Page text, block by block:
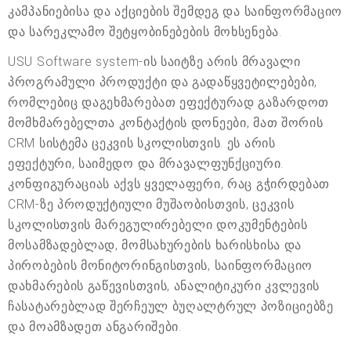
კამპანიებისა და აქციების შემდეგ და საინფორმაციო
და სარეკლამო შეტყობინებების მოხსენება.
USU Software system-ის საიტზე არის მრავალი
პროგრამული პროდუქტი და გადაწყვეტილებები,
რომლებიც დაგეხმარებათ ეფექტურად გაზარდოთ
მომხმარებელთა კონტაქტის დონეები, მათ შორის
CRM სისტემა ცეკვის სკოლისთვის. ეს არის
ეფექტური, საიმედო და მრავალფუნქციური.
კონფიგურაციას აქვს ყველაფერი, რაც გჭირდებათ
CRM-ზე პროდუქტიული მუშაობისთვის, ცეკვის
სკოლისთვის მარეგულირებელი დოკუმენტების
მოსამზადებლად, მომსახურების ხარისხისა და
პირობების მონიტორინგისთვის, საინფორმაციო
დახმარების გაწევისთვის, ანალიტიკური კვლევის
ჩასატარებლად შერჩეულ ბუღალტრულ პოზიციებზე
და მოამზადეთ ანგარიშები.